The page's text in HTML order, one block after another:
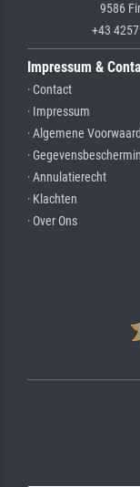
9586
+43
Impressum &
· Contact
· Impressum
· Algemene
·
· Annulatierecht
· Klachten
· Over Ons